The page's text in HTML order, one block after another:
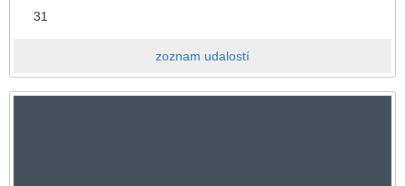
31
zoznam udalostí